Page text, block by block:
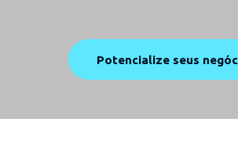
Potencialize seus